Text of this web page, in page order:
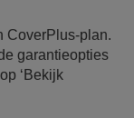
CoverPlus-plan.
garantieopties
‘Bekijk